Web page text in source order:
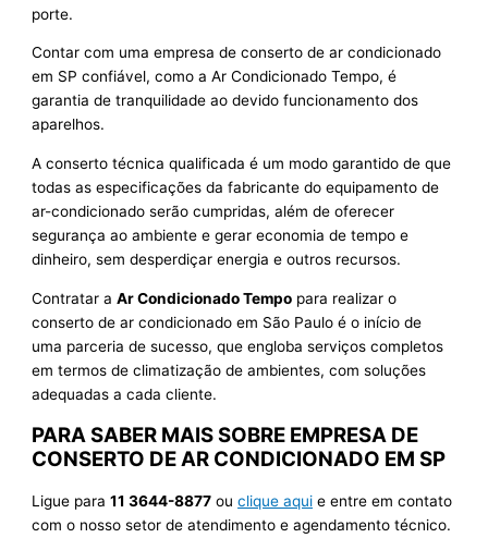
porte.
Contar com uma empresa de conserto de ar condicionado
em SP confiável, como a Ar Condicionado Tempo, é
garantia de tranquilidade ao devido funcionamento dos
aparelhos.
A conserto técnica qualificada é um modo garantido de que
todas as especificações da fabricante do equipamento de
ar-condicionado serão cumpridas, além de oferecer
segurança ao ambiente e gerar economia de tempo e
dinheiro, sem desperdiçar energia e outros recursos.
Contratar aAr Condicionado Tempo para realizar o
conserto de ar condicionado em São Paulo é o início de
uma parceria de sucesso, que engloba serviços completos
em termos de climatização de ambientes, com soluções
adequadas a cada cliente.
PARA SABER MAIS SOBRE EMPRESA DE
CONSERTO DE AR CONDICIONADO EM SP
Ligue para11 3644-8877 ouclique aqui e entre em contato
com o nosso setor de atendimento e agendamento técnico.